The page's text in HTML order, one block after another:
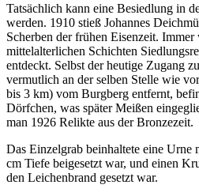
Tatsächlich kann eine Besiedlung in
werden. 1910 stieß Johannes
Scherben der frühen Eisenzeit.
mittelalterlichen Schichten
entdeckt. Selbst der heutige Zugang
vermutlich an der selben Stelle wie
bis 3 km) vom Burgberg entfernt,
Dörfchen, was später Meißen
man 1926 Relikte aus der Bronzezeit.
Das Einzelgrab beinhaltete eine Urne
cm Tiefe beigesetzt war, und einen
den Leichenbrand gesetzt war.